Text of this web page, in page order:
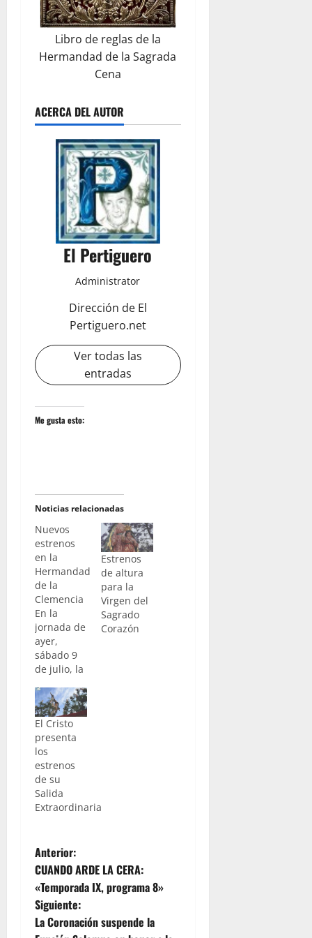
Libro de reglas de la
Hermandad de la Sagrada
Cena
ACERCA DEL AUTOR
El Pertiguero
Administrator
Dirección de El
Pertiguero.net
Ver todas las
entradas
Me gusta esto:
Noticias relacionadas
Nuevos
estrenos
en la
Hermandad
de la
Clemencia
En la
jornada de
ayer,
sábado 9
de julio, la
de la
Clemencia
presentó
la nueva
peana para María
Santísima
de la
Salud y
Esperanza.
la misma se
sigue
finalizando
el paso de
palio que
será
estrenado
Estrenos
de altura
para la
Virgen del
Sagrado
Corazón
El Cristo
presenta
los
estrenos
de su
Salida
Extraordinaria
N
a
v
Anterior:
CUANDO ARDE LA CERA:
«Temporada IX, programa 8»
Siguiente:
La Coronación suspende la